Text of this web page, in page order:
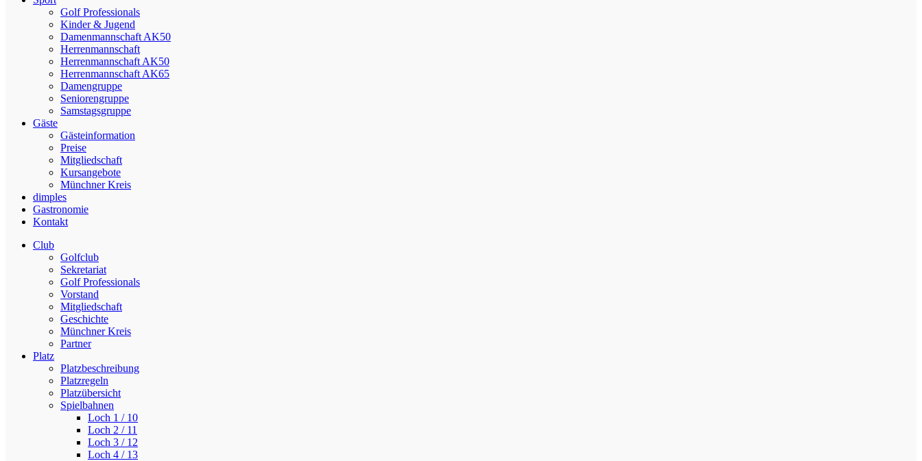
Golf Professionals
Kinder & Jugend
Damenmannschaft AK50
Herrenmannschaft
Herrenmannschaft AK50
Herrenmannschaft AK65
Damengruppe
Seniorengruppe
Samstagsgruppe
Gäste
Gästeinformation
Preise
Mitgliedschaft
Kursangebote
Münchner Kreis
dimples
Gastronomie
Kontakt
Club
Golfclub
Sekretariat
Golf Professionals
Vorstand
Mitgliedschaft
Geschichte
Münchner Kreis
Partner
Platz
Platzbeschreibung
Platzregeln
Platzübersicht
Spielbahnen
Loch 1 / 10
Loch 2 / 11
Loch 3 / 12
Loch 4 / 13